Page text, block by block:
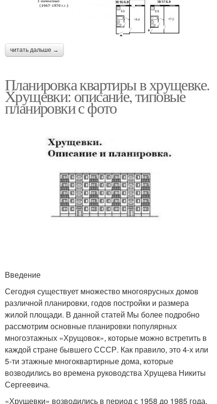
читать дальше →
Планировка квартиры в хрущевке.
Хрущевки: описание, типовые
планировки с фото
Введение
Сегодня существует множество многоярусных домов
различной планировки, годов постройки и размера
жилой площади. В данной статей Мы более подробно
рассмотрим основные планировки популярных
многоэтажных «Хрущовок», которые можно встретить в
каждой стране бывшего СССР. Как правило, это 4-х или
5-ти этажные многоквартирные дома, которые
возводились во времена руководства Хрущева Никиты
Сергеевича.
«Хрущевки» возводились в период с 1958 до 1985 года,